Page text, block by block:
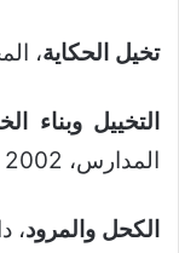
تخيل الحكاية،
التخييل وبناء
المدارس، 2002
الكحل والمرود،